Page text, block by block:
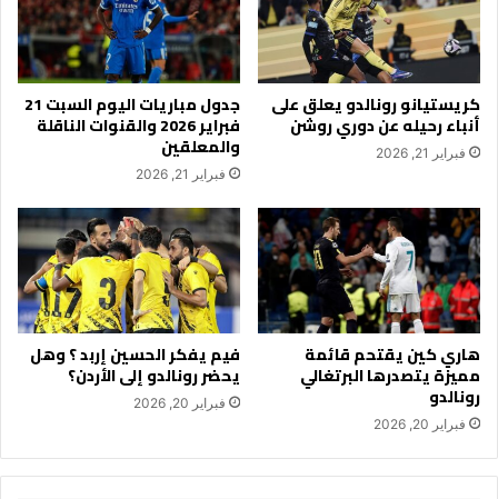
كريستيانو رونالدو يعلق على
أنباء رحيله عن دوري روشن
فبراير 21, 2026
جدول مباريات اليوم السبت 21
فبراير 2026 والقنوات الناقلة
والمعلقين
فبراير 21, 2026
هاري كين يقتحم قائمة
مميزة يتصدرها البرتغالي
رونالدو
فبراير 20, 2026
فيم يفكر الحسين إربد ؟ وهل
يحضر رونالدو إلى الأردن؟
فبراير 20, 2026